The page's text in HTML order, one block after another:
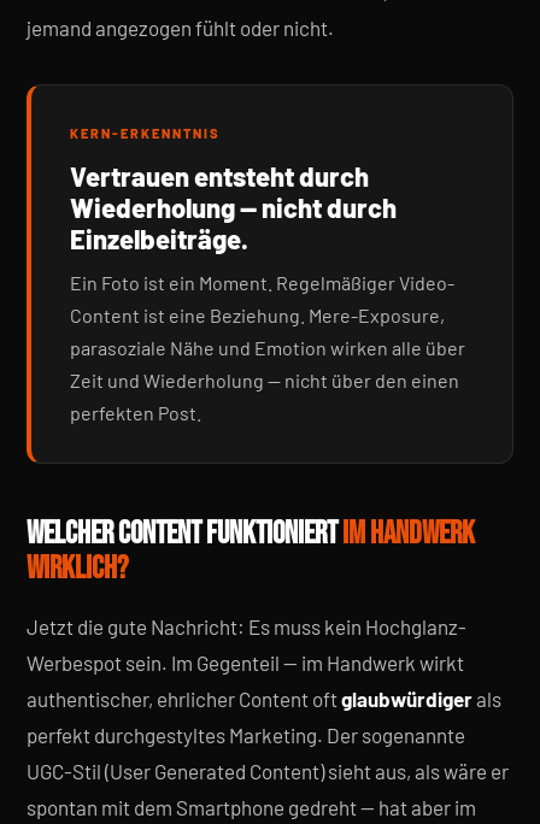
jemand angezogen fühlt oder nicht.
KERN-ERKENNTNIS
Vertrauen entsteht durch
Wiederholung — nicht durch
Einzelbeiträge.
Ein Foto ist ein Moment. Regelmäßiger Video-
Content ist eine Beziehung. Mere-Exposure,
parasoziale Nähe und Emotion wirken alle über
Zeit und Wiederholung — nicht über den einen
perfekten Post.
WELCHER CONTENT FUNKTIONIERTIM HANDWERK
WIRKLICH?
Jetzt die gute Nachricht: Es muss kein Hochglanz-
Werbespot sein. Im Gegenteil — im Handwerk wirkt
authentischer, ehrlicher Content oftglaubwürdigerals
perfekt durchgestyltes Marketing. Der sogenannte
UGC-Stil (User Generated Content) sieht aus, als wäre er
spontan mit dem Smartphone gedreht — hat aber im